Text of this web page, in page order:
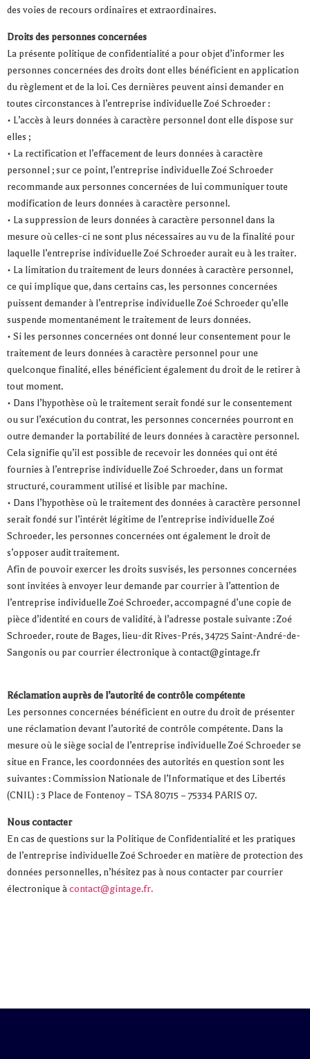
des voies de recours ordinaires et extraordinaires.
Droits des personnes concernées
La présente politique de confidentialité a pour objet d’informer les
personnes concernées des droits dont elles bénéficient en application
du règlement et de la loi. Ces dernières peuvent ainsi demander en
toutes circonstances à l’entreprise individuelle Zoé Schroeder :
• L’accès à leurs données à caractère personnel dont elle dispose sur
elles ;
• La rectification et l’effacement de leurs données à caractère
personnel ; sur ce point, l’entreprise individuelle Zoé Schroeder
recommande aux personnes concernées de lui communiquer toute
modification de leurs données à caractère personnel.
• La suppression de leurs données à caractère personnel dans la
mesure où celles-ci ne sont plus nécessaires au vu de la finalité pour
laquelle l’entreprise individuelle Zoé Schroeder aurait eu à les traiter.
• La limitation du traitement de leurs données à caractère personnel,
ce qui implique que, dans certains cas, les personnes concernées
puissent demander à l’entreprise individuelle Zoé Schroeder qu’elle
suspende momentanément le traitement de leurs données.
• Si les personnes concernées ont donné leur consentement pour le
traitement de leurs données à caractère personnel pour une
quelconque finalité, elles bénéficient également du droit de le retirer à
tout moment.
• Dans l’hypothèse où le traitement serait fondé sur le consentement
ou sur l’exécution du contrat, les personnes concernées pourront en
outre demander la portabilité de leurs données à caractère personnel.
Cela signifie qu’il est possible de recevoir les données qui ont été
fournies à l’entreprise individuelle Zoé Schroeder, dans un format
structuré, couramment utilisé et lisible par machine.
• Dans l’hypothèse où le traitement des données à caractère personnel
serait fondé sur l’intérêt légitime de l’entreprise individuelle Zoé
Schroeder, les personnes concernées ont également le droit de
s’opposer audit traitement.
Afin de pouvoir exercer les droits susvisés, les personnes concernées
sont invitées à envoyer leur demande par courrier à l’attention de
l’entreprise individuelle Zoé Schroeder, accompagné d’une copie de
pièce d’identité en cours de validité, à l’adresse postale suivante : Zoé
Schroeder, route de Bages, lieu-dit Rives-Prés, 34725 Saint-André-de-
Sangonis ou par courrier électronique à contact@gintage.fr
Réclamation auprès de l’autorité de contrôle compétente
Les personnes concernées bénéficient en outre du droit de présenter
une réclamation devant l’autorité de contrôle compétente. Dans la
mesure où le siège social de l’entreprise individuelle Zoé Schroeder se
situe en France, les coordonnées des autorités en question sont les
suivantes : Commission Nationale de l’Informatique et des Libertés
(CNIL) : 3 Place de Fontenoy – TSA 80715 – 75334 PARIS 07.
Nous contacter
En cas de questions sur la Politique de Confidentialité et les pratiques
de l’entreprise individuelle Zoé Schroeder en matière de protection des
données personnelles, n’hésitez pas à nous contacter par courrier
électronique àcontact@gintage.fr.